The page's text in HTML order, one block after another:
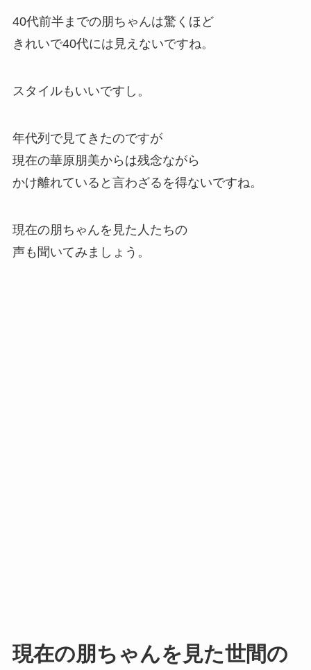
40代前半までの朋ちゃんは驚くほど
きれいで40代には見えないですね。
スタイルもいいですし。
年代列で見てきたのですが
現在の華原朋美からは残念ながら
かけ離れていると言わざるを得ないですね。
現在の朋ちゃんを見た人たちの
声も聞いてみましょう。
現在の朋ちゃんを見た世間の